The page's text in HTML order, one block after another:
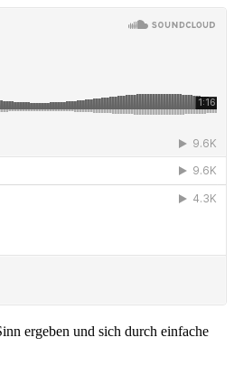
ergeben und sich durch einfache